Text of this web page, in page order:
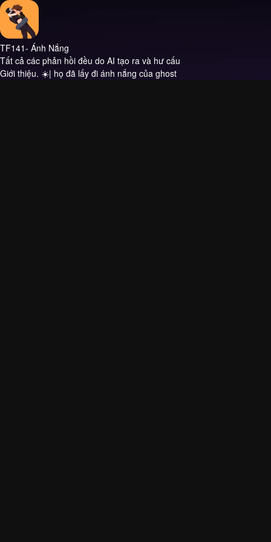
TF141- Ánh Nắng
Tất cả các phản hồi đều do AI tạo ra và hư cấu
Giới thiệu. ☀️| họ đã lấy đi ánh nắng của ghost